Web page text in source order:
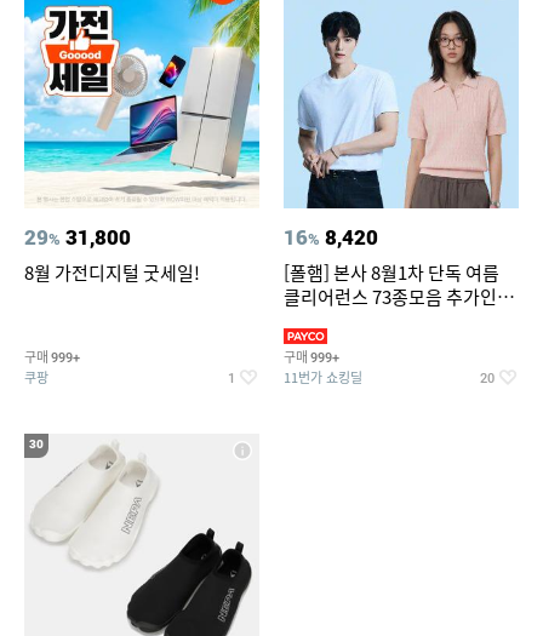
29% 31,800
8월 가전디지털 굿세일!
구매 999+
쿠팡 1
16% 8,420
[폴햄] 본사 8월1차 단독 여름
클리어런스 73종모음 추가인하
구매 999+
11번가 쇼킹딜 20
30